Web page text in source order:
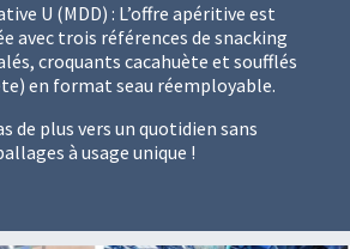
U (MDD) : L’offre apéritive est
avec trois références de snacking
croquants cacahuète et soufflés
en format seau réemployable.
de plus vers un quotidien sans
à usage unique !